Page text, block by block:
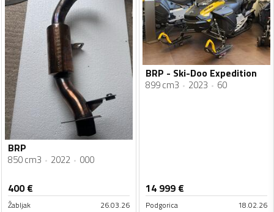
BRP
850 cm3 2022 000
400€
Žabljak 26.03.26
BRP - Ski-Doo Expedition
899 cm3 2023 60
14 999 €
Podgorica 18.02.26